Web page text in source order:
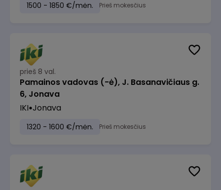
1500 - 1850 €/mėn. Prieš mokesčius
prieš 8 val.
Pamainos vadovas (-ė), J. Basanavičiaus g.
6, Jonava
IKI Jonava
1320 - 1600 €/mėn. Prieš mokesčius